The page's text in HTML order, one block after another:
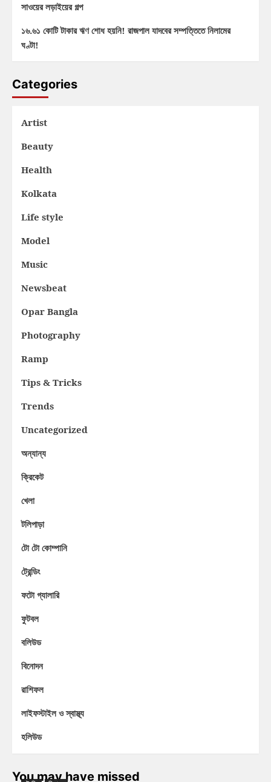
সাওয়ের লড়াইয়ের গল্প
১৬.৬১ কোটি টাকার ঋণ শোধ হয়নি! রাজপাল যাদবের সম্পত্তিতে নিলামের
ঘণ্টা!
Categories
Artist
Beauty
Health
Kolkata
Life style
Model
Music
Newsbeat
Opar Bangla
Photography
Ramp
Tips & Tricks
Trends
Uncategorized
অন্যান্য
ক্রিকেট
খেলা
টলিপাড়া
টো টো কোম্পানি
ট্রেন্ডিং
ফটো গ্যালারি
ফুটবল
বলিউড
বিনোদন
রাশিফল
লাইফস্টাইল ও স্বাস্থ্য
হলিউড
You may have missed